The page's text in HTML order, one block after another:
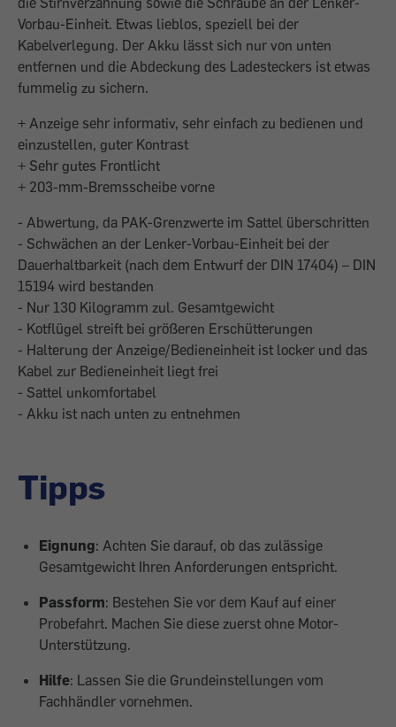
Vorbau-Einheit. Etwas lieblos, speziell bei der
Kabelverlegung. Der Akku lässt sich nur von unten
entfernen und die Abdeckung des Ladesteckers ist etwas
fummelig zu sichern.
+ Anzeige sehr informativ, sehr einfach zu bedienen und
einzustellen, guter Kontrast
+ Sehr gutes Frontlicht
+ 203-mm-Bremsscheibe vorne
- Abwertung, da PAK-Grenzwerte im Sattel überschritten
- Schwächen an der Lenker-Vorbau-Einheit bei der
Dauerhaltbarkeit (nach dem Entwurf der DIN 17404) – DIN
15194 wird bestanden
- Nur 130 Kilogramm zul. Gesamtgewicht
- Kotflügel streift bei größeren Erschütterungen
- Halterung der Anzeige/Bedieneinheit ist locker und das
Kabel zur Bedieneinheit liegt frei
- Sattel unkomfortabel
- Akku ist nach unten zu entnehmen
Tipps
Eignung: Achten Sie darauf, ob das zulässige
Gesamtgewicht Ihren Anforderungen entspricht.
Passform: Bestehen Sie vor dem Kauf auf einer
Probefahrt. Machen Sie diese zuerst ohne Motor-
Unterstützung.
Hilfe: Lassen Sie die Grundeinstellungen vom
Fachhändler vornehmen.